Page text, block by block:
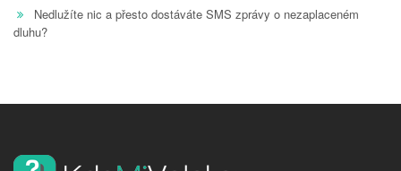
Nedlužíte nic a přesto dostáváte SMS zprávy o nezaplaceném
dluhu?